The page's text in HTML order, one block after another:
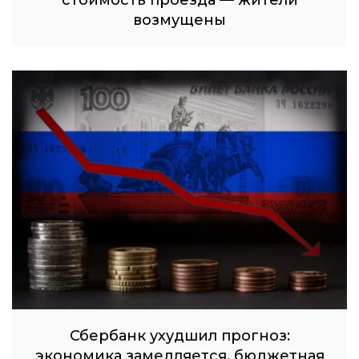
возмущены
Сбербанк ухудшил прогноз: